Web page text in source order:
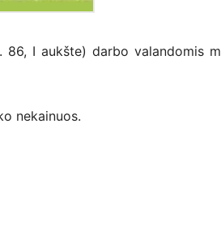
I aukšte) darbo valandomis
nekainuos.